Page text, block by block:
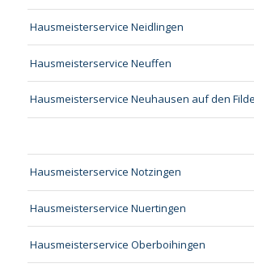
Hausmeisterservice Neidlingen
Hausmeisterservice Neuffen
Hausmeisterservice Neuhausen auf den
Hausmeisterservice Notzingen
Hausmeisterservice Nuertingen
Hausmeisterservice Oberboihingen